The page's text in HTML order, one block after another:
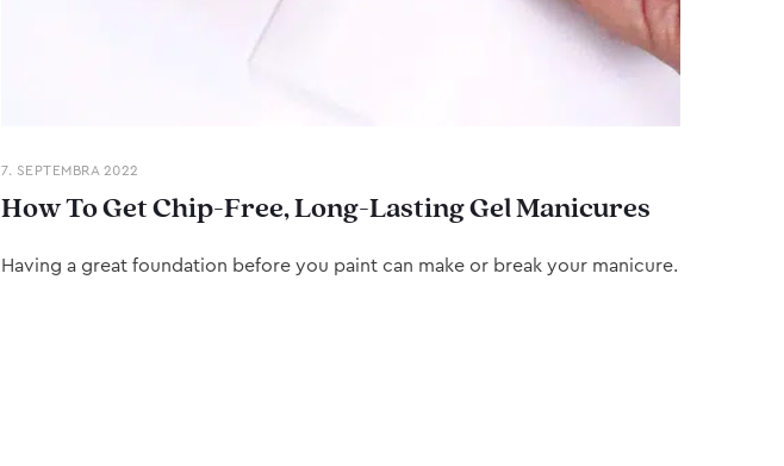
7. SEPTEMBRA 2022
How To Get Chip-Free, Long-Lasting Gel Manicures
Having a great foundation before you paint can make or break your manicure.